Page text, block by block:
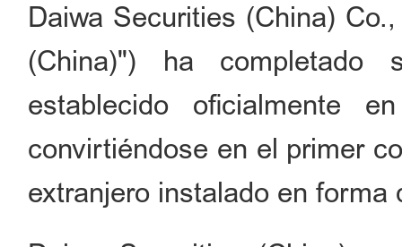
Daiwa Securities (China)
(China)") ha
establecido oficialmente
convirtiéndose en el primer
extranjero instalado en